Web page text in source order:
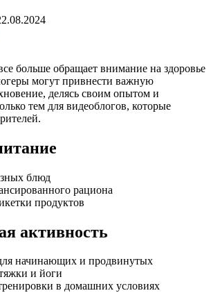
больше обращает внимание на здоровье
могут привнести важную
делясь своим опытом и
тем для видеоблогов, которые
блюд
рациона
продуктов
активность
начинающих и продвинутых
и йоги
в домашних условиях